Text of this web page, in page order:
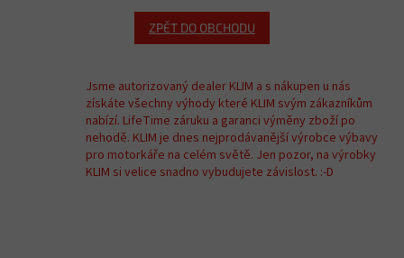
ZPĚT DO OBCHODU
Jsme autorizovaný dealer KLIM a s nákupen u nás
získáte všechny výhody které KLIM svým zákazníkům
nabízí. LifeTime záruku a garanci výměny zboží po
nehodě. KLIM je dnes nejprodávanější výrobce výbavy
pro motorkáře na celém světě. Jen pozor, na výrobky
KLIM si velice snadno vybudujete závislost. :-D